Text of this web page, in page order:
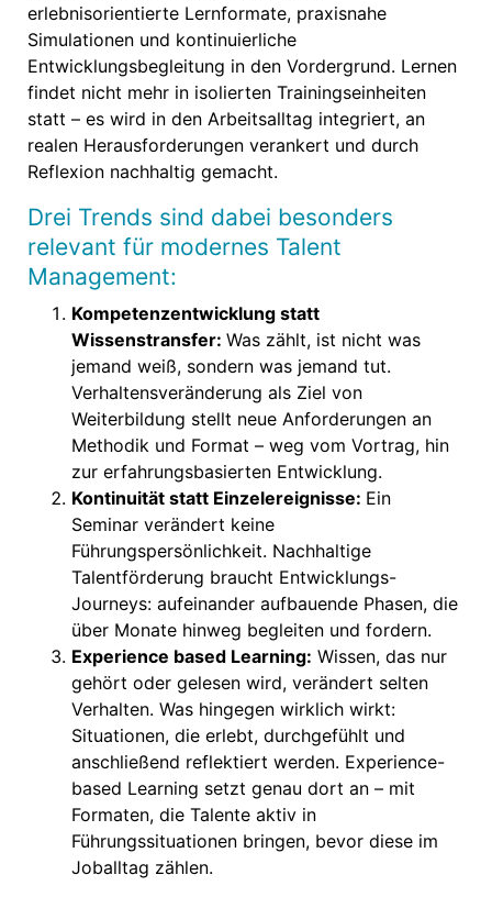
erlebnisorientierte Lernformate, praxisnahe
Simulationen und kontinuierliche
Entwicklungsbegleitung in den Vordergrund. Lernen
findet nicht mehr in isolierten Trainingseinheiten
statt – es wird in den Arbeitsalltag integriert, an
realen Herausforderungen verankert und durch
Reflexion nachhaltig gemacht.
Drei Trends sind dabei besonders
relevant für modernes Talent
Management:
Kompetenzentwicklung statt
Wissenstransfer: Was zählt, ist nicht was
jemand weiß, sondern was jemand tut.
Verhaltensveränderung als Ziel von
Weiterbildung stellt neue Anforderungen an
Methodik und Format – weg vom Vortrag, hin
zur erfahrungsbasierten Entwicklung.
Kontinuität statt Einzelereignisse: Ein
Seminar verändert keine
Führungspersönlichkeit. Nachhaltige
Talentförderung braucht Entwicklungs-
Journeys: aufeinander aufbauende Phasen, die
über Monate hinweg begleiten und fordern.
Experience based Learning: Wissen, das nur
gehört oder gelesen wird, verändert selten
Verhalten. Was hingegen wirklich wirkt:
Situationen, die erlebt, durchgefühlt und
anschließend reflektiert werden. Experience-
based Learning setzt genau dort an – mit
Formaten, die Talente aktiv in
Führungssituationen bringen, bevor diese im
Joballtag zählen.